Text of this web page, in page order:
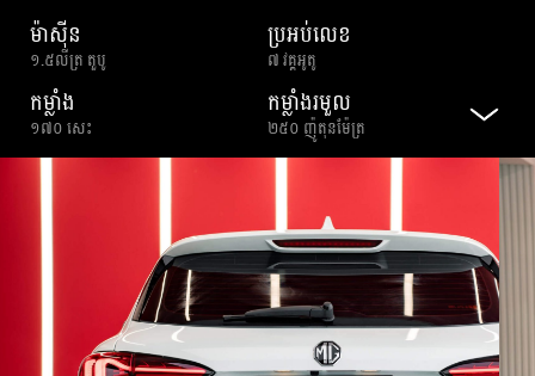
ម៉ាស៊ីន
១.៥លីត្រ តួបូ
ប្រអប់លេខ
៧ វគ្គអូតូ
កម្លាំង
១៧០ សេះ
កម្លាំងរមួល
២៥០ ញ៉ូតុនម៉ែត្រ